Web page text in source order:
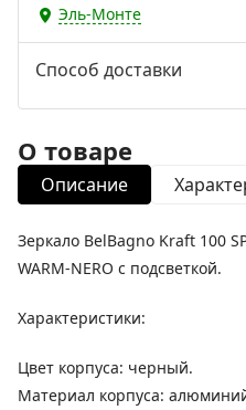
Эль-Монте
Способ доставки
О товаре
Описание
Зеркало BelBagno Kraft 100
WARM-NERO с подсветкой.
Характеристики:
Цвет корпуса: черный.
Материал корпуса: